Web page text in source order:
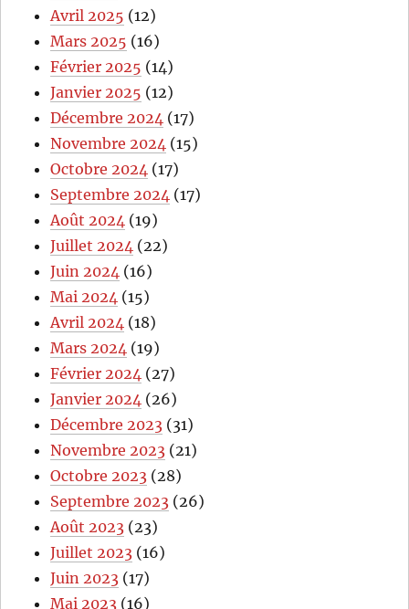
Avril 2025 (12)
Mars 2025 (16)
Février 2025 (14)
Janvier 2025 (12)
Décembre 2024 (17)
Novembre 2024 (15)
Octobre 2024 (17)
Septembre 2024 (17)
Août 2024 (19)
Juillet 2024 (22)
Juin 2024 (16)
Mai 2024 (15)
Avril 2024 (18)
Mars 2024 (19)
Février 2024 (27)
Janvier 2024 (26)
Décembre 2023 (31)
Novembre 2023 (21)
Octobre 2023 (28)
Septembre 2023 (26)
Août 2023 (23)
Juillet 2023 (16)
Juin 2023 (17)
Mai 2023 (16)